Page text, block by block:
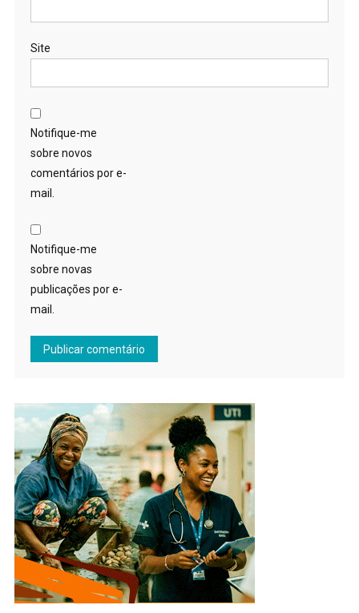
Site
Notifique-me
sobre novos
comentários por e-
mail.
Notifique-me
sobre novas
publicações por e-
mail.